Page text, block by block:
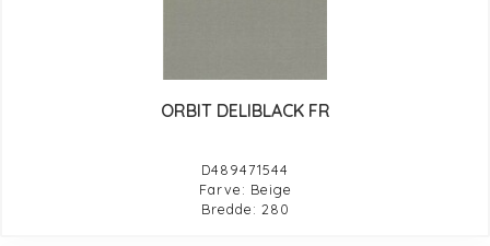
ORBIT DELIBLACK FR
D489471544
Farve: Beige
Bredde: 280